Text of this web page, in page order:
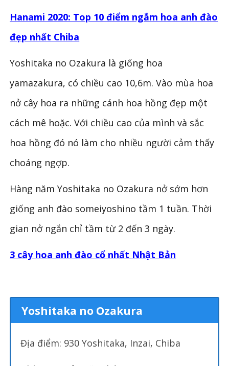
Hanami 2020: Top 10 điểm ngắm hoa anh đào
đẹp nhất Chiba
Yoshitaka no Ozakura là giống hoa
yamazakura, có chiều cao 10,6m. Vào mùa hoa
nở cây hoa ra những cánh hoa hồng đẹp một
cách mê hoặc. Với chiều cao của mình và sắc
hoa hồng đó nó làm cho nhiều người cảm thấy
choáng ngợp.
Hàng năm Yoshitaka no Ozakura nở sớm hơn
giống anh đào someiyoshino tầm 1 tuần. Thời
gian nở ngắn chỉ tầm từ 2 đến 3 ngày.
3 cây hoa anh đào cổ nhất Nhật Bản
Yoshitaka no Ozakura
Địa điểm: 930 Yoshitaka, Inzai, Chiba